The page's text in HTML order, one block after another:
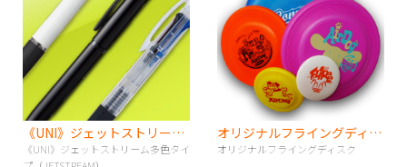
《UNI》ジェットストリーム多色タイプ（JETSTREAM）
《UNI》ジェットストリーム多色タイ
オリジナルフライングディスク
オリジナルフライングディスク